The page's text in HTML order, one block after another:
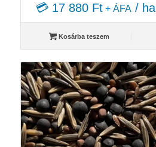
💳 17 880 Ft+ ÁFA/ ha
Kosárba teszem